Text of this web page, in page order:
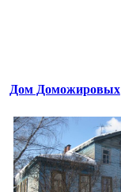
Дом Доможировых